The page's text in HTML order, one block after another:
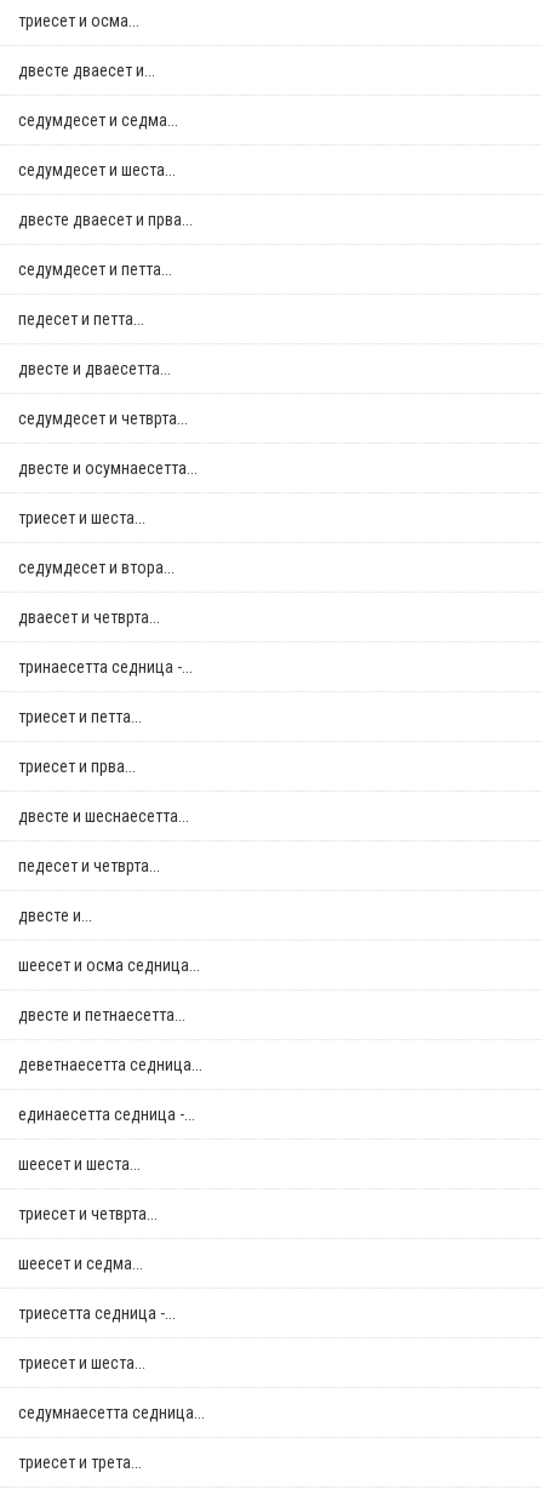
триесет и осма...
двестe дваесет и...
седумдесет и седма...
седумдесет и шеста...
двестe дваесет и прва...
седумдесет и петта...
педесет и петта...
двестe и дваесетта...
седумдесет и четврта...
двестe и осумнaесетта...
триесет и шеста...
седумдесет и втора...
дваесет и четврта...
тринаесетта седница -...
триесет и петта...
триесет и прва...
двестe и шеснаесетта...
педесет и четврта...
двестe и...
шеесет и осма седница...
двестe и петнаесетта...
деветнаесетта седница...
единаесетта седница -...
шеесет и шеста...
триесет и четврта...
шеесет и седма...
триесетта седница -...
триесет и шеста...
седумнаесетта седница...
триесет и трета...